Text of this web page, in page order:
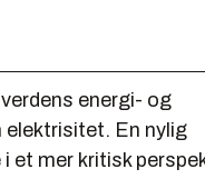
energi- og
elektrisitet. En nylig
et mer kritisk